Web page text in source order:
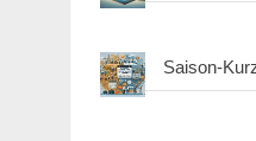
Saison-